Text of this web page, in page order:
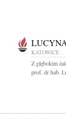
KATOWICE
Z głębokim
prof. dr hab.